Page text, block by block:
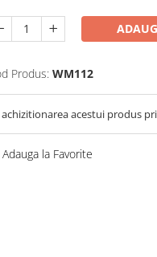
Produs: WM112
achizitionarea acestui produs
Adauga la Favorite